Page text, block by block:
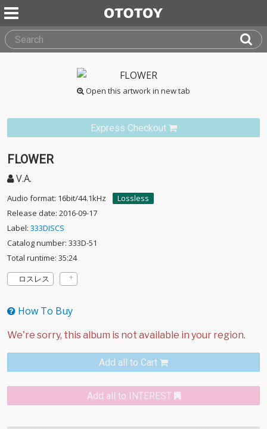
Open this artwork in new tab
Express Checkout
FLOWER
V.A.
Audio format: 16bit/44.1kHz
Lossless
Release date: 2016-09-17
Label: 333DISCS
Catalog number: 333D-51
Total runtime: 35:24
ロスレス
How To Buy
Add all to Cart
Add all to INTEREST